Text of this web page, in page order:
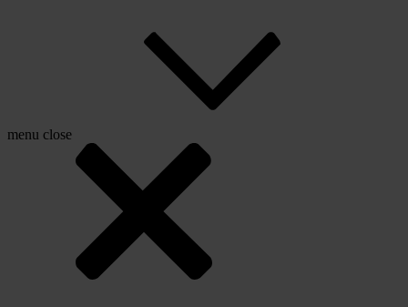
menu close